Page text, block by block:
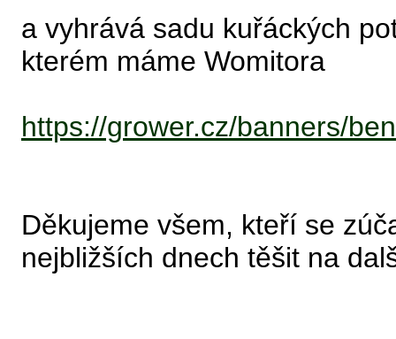
a vyhrává sadu kuřáckých
kterém máme Womitora
https://grower.cz/banners/
Děkujeme všem, kteří se
nejbližších dnech těšit na